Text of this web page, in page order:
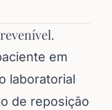
em
laboratorial
de reposição